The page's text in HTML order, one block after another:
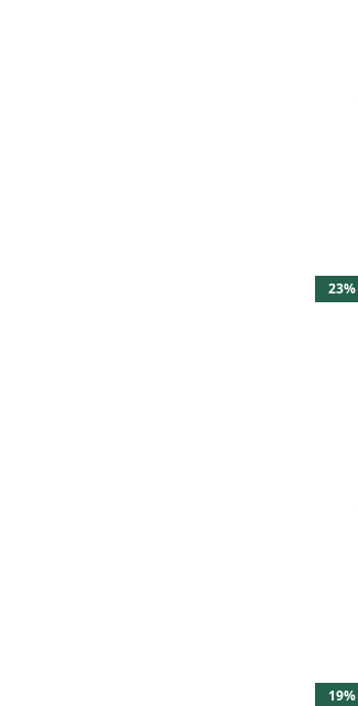
23%
19%